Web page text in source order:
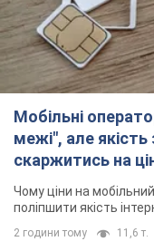
Мобільні
межі", але
скаржитись на
Чому ціни на мобільний
поліпшити якість
2 години тому 11,6 т.